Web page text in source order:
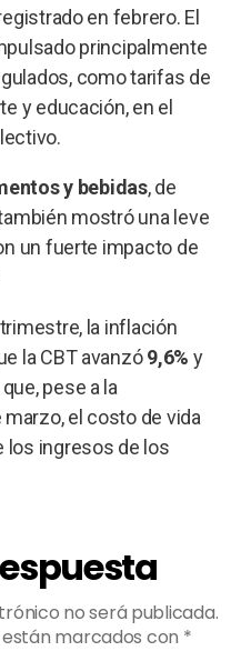
en febrero. El
principalmente
como tarifas de
y educación, en el
y bebidas, de
mostró una leve
un fuerte impacto de
la inflación
la CBT avanzó9,6% y
pese a la
el costo de vida
los ingresos de los
no será publicada.
marcados con *